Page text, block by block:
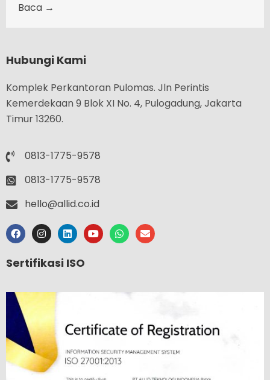
Baca →
Hubungi Kami
Komplek Perkantoran Pulomas. Jln Perintis
Kemerdekaan 9 Blok XI No. 4, Pulogadung, Jakarta
Timur 13260.
0813-1775-9578
0813-1775-9578
hello@allid.co.id
Sertifikasi ISO